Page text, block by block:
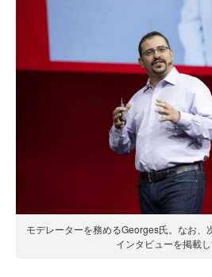
モデレーターを務めるGeorges氏。なお、
インタビューを掲載